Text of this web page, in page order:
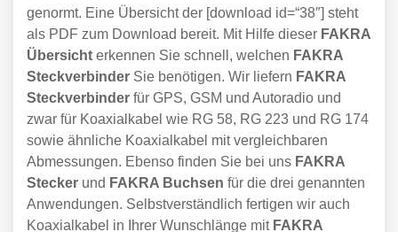
genormt. Eine Übersicht der [download id=“38″] steht
als PDF zum Download bereit. Mit Hilfe dieser FAKRA
Übersicht erkennen Sie schnell, welchen FAKRA
Steckverbinder Sie benötigen. Wir liefern FAKRA
Steckverbinder für GPS, GSM und Autoradio und
zwar für Koaxialkabel wie RG 58, RG 223 und RG 174
sowie ähnliche Koaxialkabel mit vergleichbaren
Abmessungen. Ebenso finden Sie bei uns FAKRA
Stecker und FAKRA Buchsen für die drei genannten
Anwendungen. Selbstverständlich fertigen wir auch
Koaxialkabel in Ihrer Wunschlänge mit FAKRA